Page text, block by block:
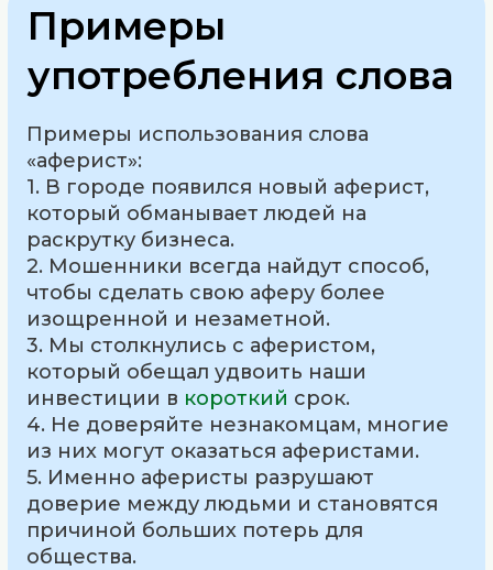
Примеры
употребления слова
Примеры использования слова
«аферист»:
1. В городе появился новый аферист,
который обманывает людей на
раскрутку бизнеса.
2. Мошенники всегда найдут способ,
чтобы сделать свою аферу более
изощренной и незаметной.
3. Мы столкнулись с аферистом,
который обещал удвоить наши
инвестиции в короткий срок.
4. Не доверяйте незнакомцам, многие
из них могут оказаться аферистами.
5. Именно аферисты разрушают
доверие между людьми и становятся
причиной больших потерь для
общества.